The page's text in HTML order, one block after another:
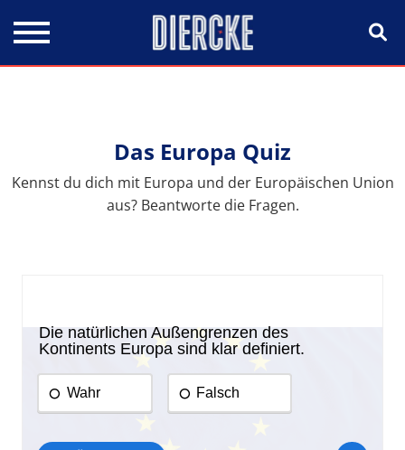
Das Europa Quiz
Kennst du dich mit Europa und der Europäischen Union
aus? Beantworte die Fragen.